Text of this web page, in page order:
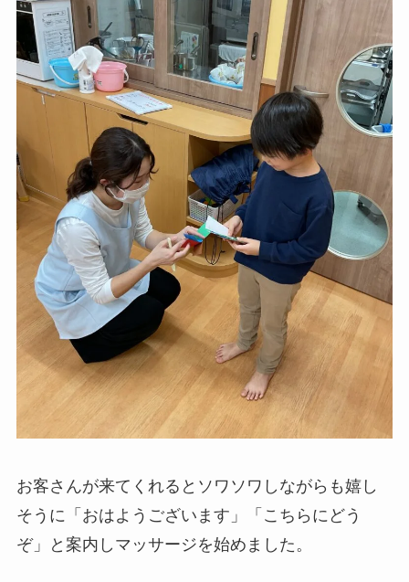
お客さんが来てくれるとソワソワしながらも嬉し
そうに「おはようございます」「こちらにどう
ぞ」と案内しマッサージを始めました。